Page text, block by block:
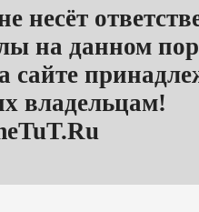
несёт
на данном
сайте
владельцам!